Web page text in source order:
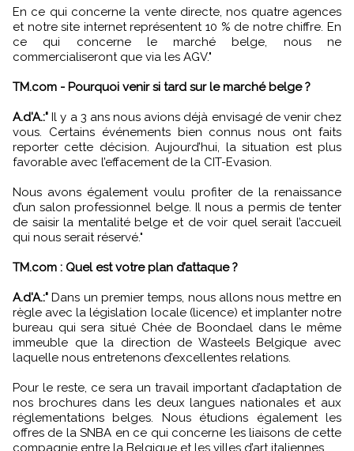
En ce qui concerne la vente directe, nos quatre agences
et notre site internet représentent 10 % de notre chiffre. En
ce qui concerne le marché belge, nous ne
commercialiseront que via les AGV."
TM.com - Pourquoi venir si tard sur le marché belge ?
A.d'A.:" Il y a 3 ans nous avions déjà envisagé de venir chez
vous. Certains événements bien connus nous ont faits
reporter cette décision. Aujourd’hui, la situation est plus
favorable avec l’effacement de la CIT-Evasion.
Nous avons également voulu profiter de la renaissance
d’un salon professionnel belge. Il nous a permis de tenter
de saisir la mentalité belge et de voir quel serait l’accueil
qui nous serait réservé."
TM.com : Quel est votre plan d’attaque ?
A.d'A.:" Dans un premier temps, nous allons nous mettre en
règle avec la législation locale (licence) et implanter notre
bureau qui sera situé Chée de Boondael dans le même
immeuble que la direction de Wasteels Belgique avec
laquelle nous entretenons d’excellentes relations.
Pour le reste, ce sera un travail important d’adaptation de
nos brochures dans les deux langues nationales et aux
réglementations belges. Nous étudions également les
offres de la SNBA en ce qui concerne les liaisons de cette
compagnie entre la Belgique et les villes d’art italiennes.